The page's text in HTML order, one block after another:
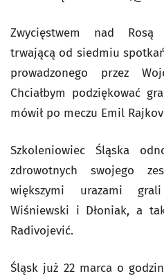
Zwycięstwem nad Rosą
trwającą od siedmiu
prowadzonego przez
Chciałbym podziękować
mówił po meczu Emil
Szkoleniowiec Śląska
zdrowotnych swojego
większymi urazami
Wiśniewski i Dłoniak, a
Radivojević.
Śląsk już 22 marca o